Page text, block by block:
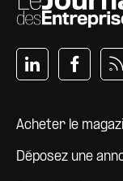
Pied de
Acheter le
Déposez une